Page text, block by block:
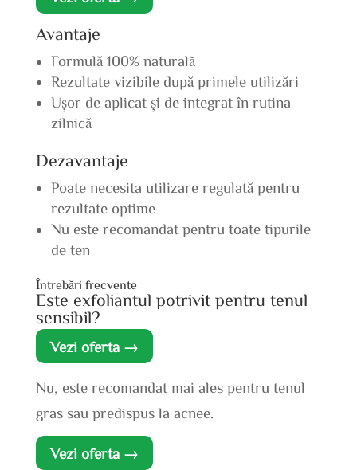
Avantaje
Formulă 100% naturală
Rezultate vizibile după primele utilizări
Ușor de aplicat și de integrat în rutina
zilnică
Dezavantaje
Poate necesita utilizare regulată pentru
rezultate optime
Nu este recomandat pentru toate tipurile
de ten
Întrebări frecvente
Este exfoliantul potrivit pentru tenul
sensibil?
Vezi oferta →
Nu, este recomandat mai ales pentru tenul
gras sau predispus la acnee.
Vezi oferta →